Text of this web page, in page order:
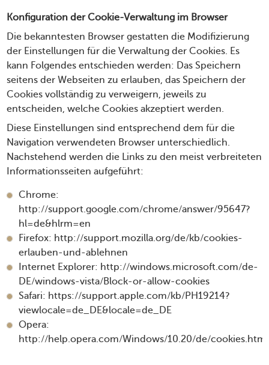
Konfiguration der Cookie-Verwaltung im Browser
Die bekanntesten Browser gestatten die Modifizierung
der Einstellungen für die Verwaltung der Cookies. Es
kann Folgendes entschieden werden: Das Speichern
seitens der Webseiten zu erlauben, das Speichern der
Cookies vollständig zu verweigern, jeweils zu
entscheiden, welche Cookies akzeptiert werden.
Diese Einstellungen sind entsprechend dem für die
Navigation verwendeten Browser unterschiedlich.
Nachstehend werden die Links zu den meist verbreiteten
Informationsseiten aufgeführt:
Chrome:
http://support.google.com/chrome/answer/95647?
hl=de&hlrm=en
Firefox: http://support.mozilla.org/de/kb/cookies-
erlauben-und-ablehnen
Internet Explorer: http://windows.microsoft.com/de-
DE/windows-vista/Block-or-allow-cookies
Safari: https://support.apple.com/kb/PH19214?
viewlocale=de_DE&locale=de_DE
Opera:
http://help.opera.com/Windows/10.20/de/cookies.html